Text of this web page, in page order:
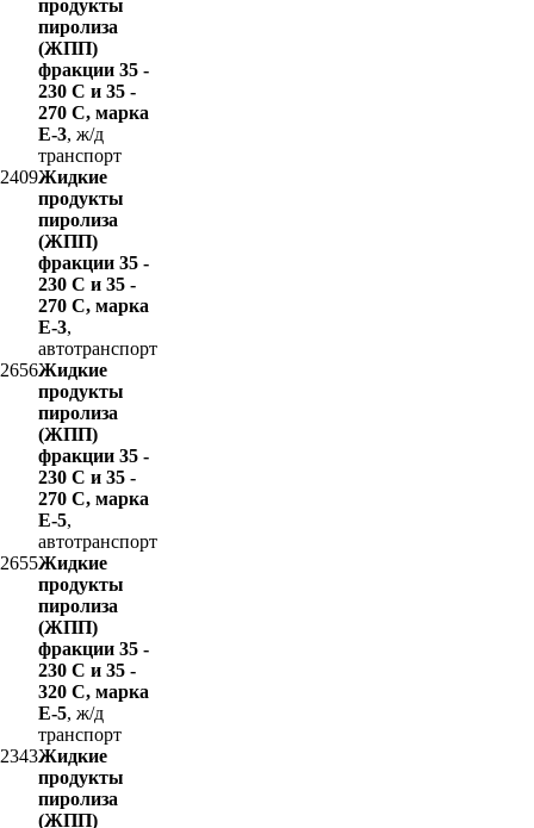
продукты
пиролиза
(ЖПП)
фракции 35 -
230 С и 35 -
270 С, марка
Е-3, ж/д
транспорт
2409Жидкие
продукты
пиролиза
(ЖПП)
фракции 35 -
230 С и 35 -
270 С, марка
Е-3,
автотранспорт
2656Жидкие
продукты
пиролиза
(ЖПП)
фракции 35 -
230 С и 35 -
270 С, марка
Е-5,
автотранспорт
2655Жидкие
продукты
пиролиза
(ЖПП)
фракции 35 -
230 С и 35 -
320 С, марка
Е-5, ж/д
транспорт
2343Жидкие
продукты
пиролиза
(ЖПП)